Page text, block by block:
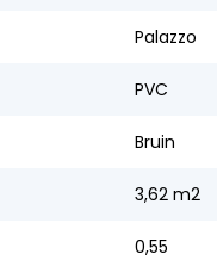
Palazzo
PVC
Bruin
3,62 m2
0,55